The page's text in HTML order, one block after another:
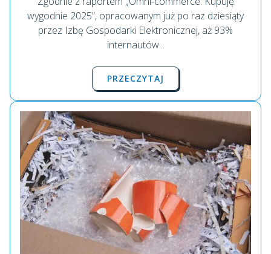
wygodnie 2025”, opracowanym już po raz dziesiąty
przez Izbę Gospodarki Elektronicznej, aż 93%
internautów...
PRZECZYTAJ